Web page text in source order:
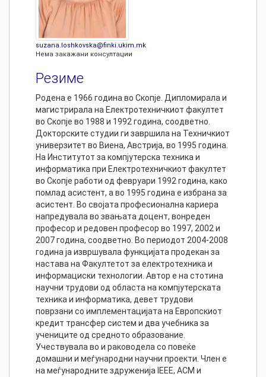
suzana.loshkovska@finki.ukim.mk
Нема закажани консултации
Резиме
Родена е 1966 година во Скопје. Дипломирала и
магистрирала на Електротехничкиот факултет
во Скопје во 1988 и 1992 година, соодветно.
Докторските студии ги завршила на Техничкиот
универзитет во Виена, Австрија, во 1995 година.
На Институтот за компјутерска техника и
информатика при Електротехничкиот факултет
во Скопје работи од февруари 1992 година, како
помлад асистент, а во 1995 година e избрана за
асистент. Во својата професионална кариера
напредувала во звањата доцент, вонреден
професор и редовен професор во 1997, 2002 и
2007 година, соодветно. Во периoдот 2004-2008
година ја извршувала функцијата продекан за
настава на Факултетот за електротехника и
информациски технологии. Автор е на стотина
научни трудови од областа на компјутерската
техника и информатика, девет трудови
поврзани со имплементацијата на Европскиот
кредит трансфер систем и два учебника за
учениците од средното образование.
Учествувала во и раководела со повеќе
домашни и меѓународни научни проекти. Член е
на меѓународните здруженија IEEE, ACM и